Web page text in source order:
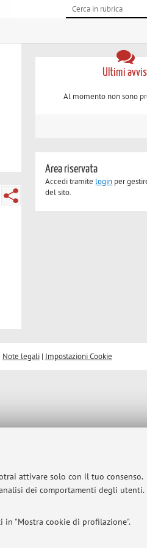
attivare solo con il tuo consenso.
dei comportamenti degli utenti.
in "Mostra cookie di profilazione".
Ultimi
Al momento non sono
Area riservata
Accedi tramite login per
del sito.
Note legali| Impostazioni Cookie